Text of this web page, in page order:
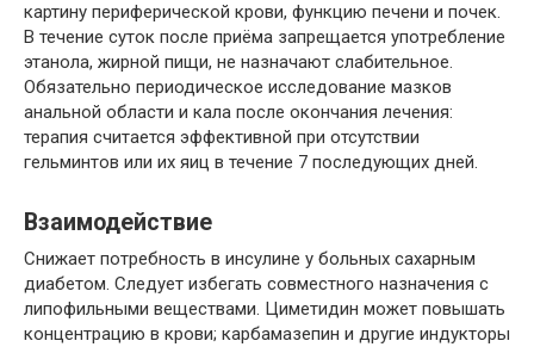
картину периферической крови, функцию печени и почек.
В течение суток после приёма запрещается употребление
этанола, жирной пищи, не назначают слабительное.
Обязательно периодическое исследование мазков
анальной области и кала после окончания лечения:
терапия считается эффективной при отсутствии
гельминтов или их яиц в течение 7 последующих дней.
Взаимодействие
Снижает потребность в инсулине у больных сахарным
диабетом. Следует избегать совместного назначения с
липофильными веществами. Циметидин может повышать
концентрацию в крови; карбамазепин и другие индукторы